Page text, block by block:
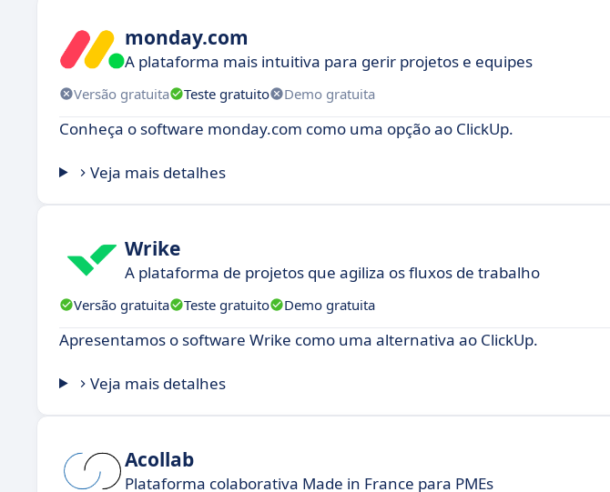
monday.com
A plataforma mais intuitiva para gerir projetos e equipes
Versão gratuita Teste gratuito Demo gratuita
Conheça o software monday.com como uma opção ao ClickUp.
Veja mais detalhes
Wrike
A plataforma de projetos que agiliza os fluxos de trabalho
Versão gratuita Teste gratuito Demo gratuita
Apresentamos o software Wrike como uma alternativa ao ClickUp.
Veja mais detalhes
Acollab
Plataforma colaborativa Made in France para PMEs